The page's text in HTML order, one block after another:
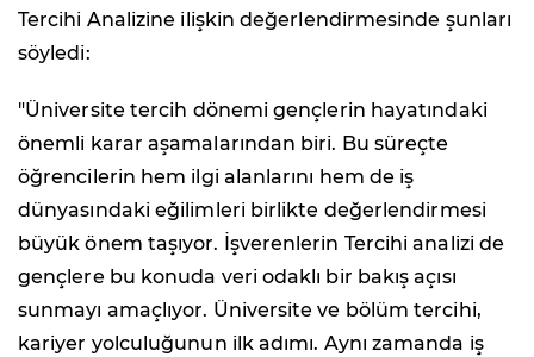
Tercihi Analizine ilişkin değerlendirmesinde şunları
söyledi:
"Üniversite tercih dönemi gençlerin hayatındaki
önemli karar aşamalarından biri. Bu süreçte
öğrencilerin hem ilgi alanlarını hem de iş
dünyasındaki eğilimleri birlikte değerlendirmesi
büyük önem taşıyor. İşverenlerin Tercihi analizi de
gençlere bu konuda veri odaklı bir bakış açısı
sunmayı amaçlıyor. Üniversite ve bölüm tercihi,
kariyer yolculuğunun ilk adımı. Aynı zamanda iş